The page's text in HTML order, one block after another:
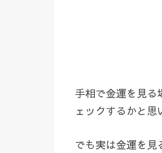
手相で金運を見る
ェックするかと思
でも実は金運を見